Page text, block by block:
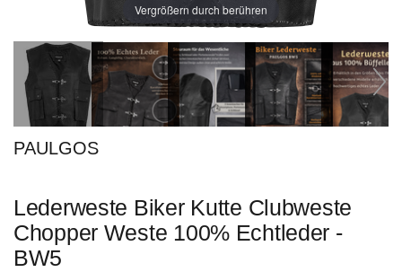
Vergrößern durch berühren
PAULGOS
Lederweste Biker Kutte Clubweste
Chopper Weste 100% Echtleder -
BW5